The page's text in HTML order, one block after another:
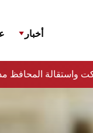
أخبار
واستقالة